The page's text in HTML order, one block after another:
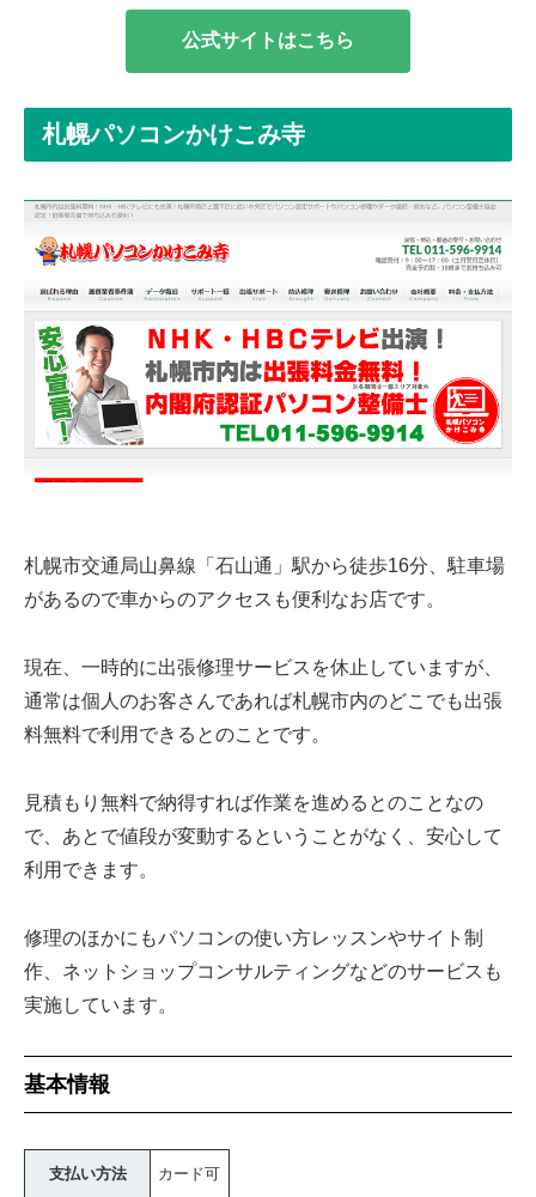
公式サイトはこちら
札幌パソコンかけこみ寺
札幌市交通局山鼻線「石山通」駅から徒歩16分、駐車場
があるので車からのアクセスも便利なお店です。
現在、一時的に出張修理サービスを休止していますが、
通常は個人のお客さんであれば札幌市内のどこでも出張
料無料で利用できるとのことです。
見積もり無料で納得すれば作業を進めるとのことなの
で、あとで値段が変動するということがなく、安心して
利用できます。
修理のほかにもパソコンの使い方レッスンやサイト制
作、ネットショップコンサルティングなどのサービスも
実施しています。
基本情報
支払い方法 カード可